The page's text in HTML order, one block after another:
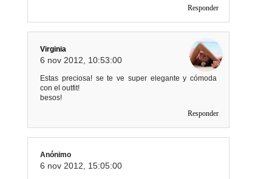
Responder
Virginia
6 nov 2012, 10:53:00
Estas preciosa! se te ve super elegante y cómoda
con el outfit!
besos!
Responder
Anónimo
6 nov 2012, 15:05:00